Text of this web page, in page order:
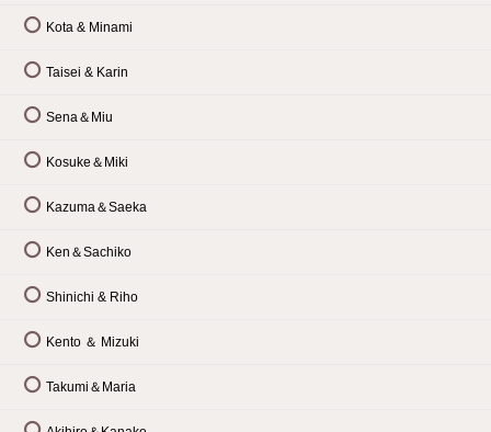
Kota & Minami
Taisei & Karin
Sena＆Miu
Kosuke＆Miki
Kazuma＆Saeka
Ken＆Sachiko
Shinichi & Riho
Kento ＆ Mizuki
Takumi＆Maria